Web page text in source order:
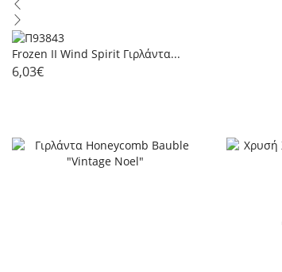
Frozen II Wind Spirit Γιρλάντα...
6,03€